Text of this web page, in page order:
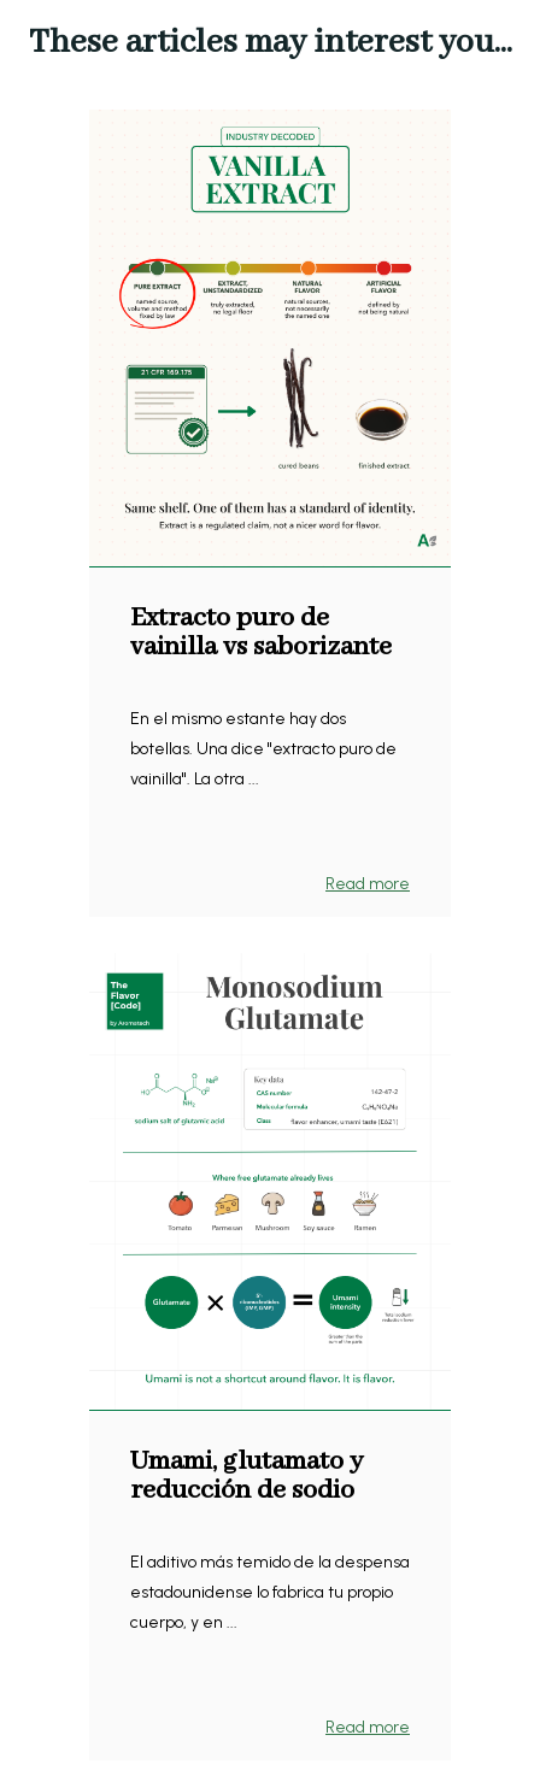
These articles may interest you...
Extracto puro de
vainilla vs saborizante
En el mismo estante hay dos
botellas. Una dice "extracto puro de
vainilla". La otra ...
Read more
Umami, glutamato y
reducción de sodio
El aditivo más temido de la despensa
estadounidense lo fabrica tu propio
cuerpo, y en ...
Read more